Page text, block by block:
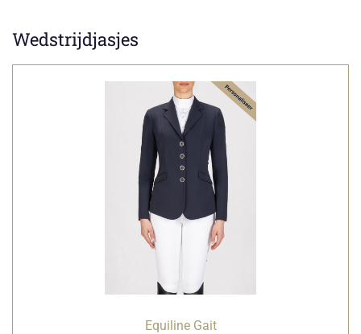
Wedstrijdjasjes
Equiline Gait